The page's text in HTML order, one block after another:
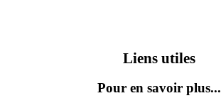
Liens utiles
Pour en savoir plus...